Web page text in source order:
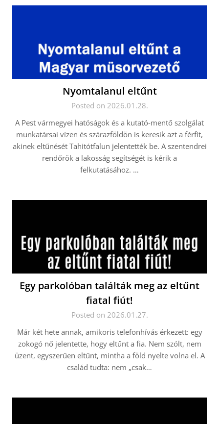
Nyomtalanul eltűnt
Posted on 2026.01.28.
A Pest vármegyei hatóságok és a kutató-mentő szolgálat
munkatársai vízen és szárazföldön is keresik azt a férfit,
akinek eltűnését Tahitótfalun jelentették be. A szentendrei
rendőrök a lakosság segítségét is kérik a
felkutatásához. …
Egy parkolóban találták meg az eltűnt
fiatal fiút!
Posted on 2026.01.27.
Már két hete annak, amikoris telefonhívás érkezett: egy
zokogó nő jelentette, hogy eltűnt a fia. Nem szólt, nem
üzent, egyszerűen eltűnt, mintha a föld nyelte volna el. A
család tudta: nem „csak…